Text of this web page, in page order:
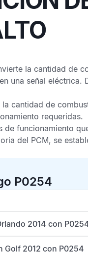
la cantidad de
una señal eléctrica.
cantidad de
requeridas.
funcionamiento
del PCM, se
P0254
2014 con
Golf 2012 con P0254